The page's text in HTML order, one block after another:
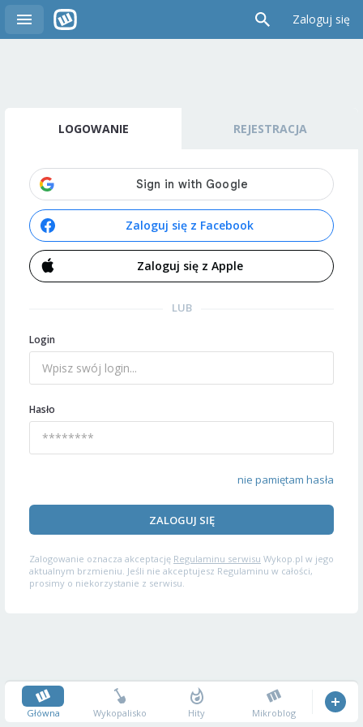
Zaloguj się
LOGOWANIE REJESTRACJA
Zaloguj się z Facebook
Zaloguj się z Apple
LUB
Login
Hasło
nie pamiętam hasła
ZALOGUJ SIĘ
Zalogowanie oznacza akceptację Regulaminu serwisu Wykop.pl w jego
aktualnym brzmieniu. Jeśli nie akceptujesz Regulaminu w całości,
prosimy o niekorzystanie z serwisu.
Główna Wykopalisko Hity Mikroblog